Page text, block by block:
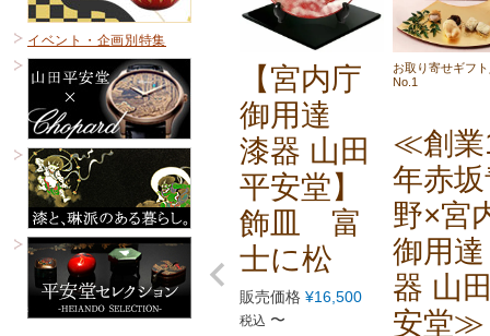
イベント・企画別特集
【宮内庁
御用達
漆器 山田
平安堂】
飾皿 富
士に松
販売価格 ¥16,500
税込 〜
お取り寄せギフ
No.1
≪創業
年赤
野×宮
御用
器 山
安堂≫